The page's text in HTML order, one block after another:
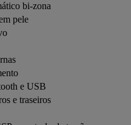
bi-zona
pele
e USB
e traseiros